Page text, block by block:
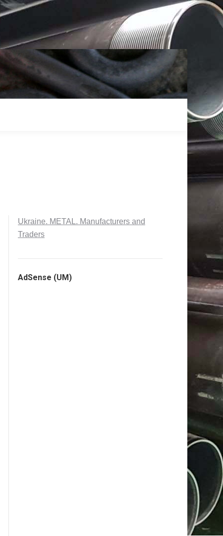
Ukraine. METAL. Manufacturers and
Traders
AdSense (UM)